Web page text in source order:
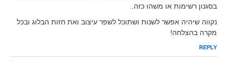
בסגנון רשימות או משהו כזה..
נקווה שיהיה אפשר לשנות ושתוכל לשפר עיצוב ואת חזות הבלוג ובכל
מקרה בהצלחה!
REPLY